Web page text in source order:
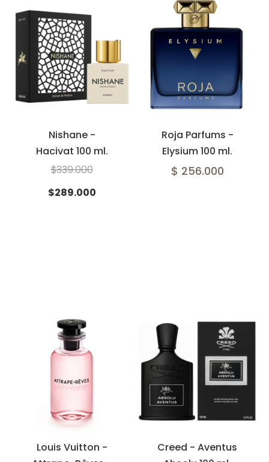
Nishane -
Hacivat 100 ml.
$339.000
$289.000
Roja Parfums -
Elysium 100 ml.
$ 256.000
Louis Vuitton -
Creed - Aventus